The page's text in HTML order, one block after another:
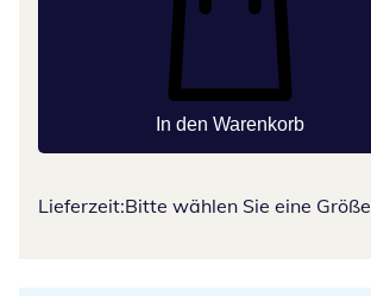
In den Warenkorb
Lieferzeit:Bitte wählen Sie eine Größe